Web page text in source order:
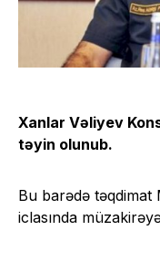
Xanlar Vəliyev
təyin olunub.
Bu barədə
iclasında müzakirəyə